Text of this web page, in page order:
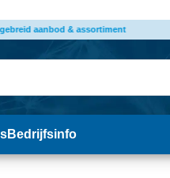
Snelle levering
Bedrijfsinfo